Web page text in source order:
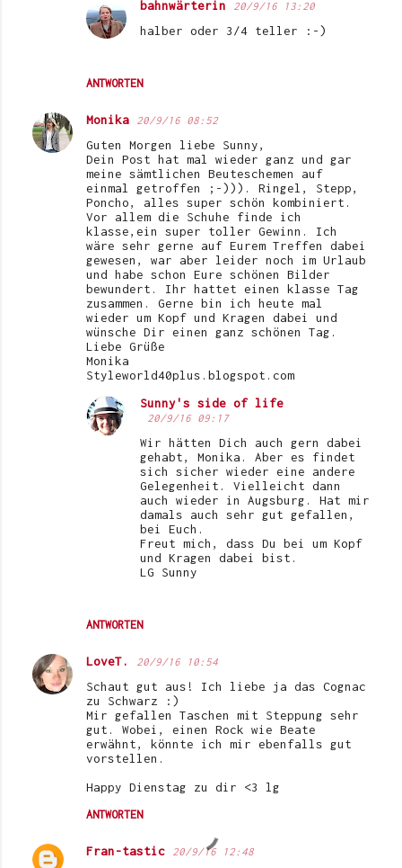
ANTWORTEN
bahnwärterin 20/9/16 13:20
halber oder 3/4 teller :-)
Monika 20/9/16 08:52
Guten Morgen liebe Sunny,
Dein Post hat mal wieder ganz und gar
meine sämtlichen Beuteschemen auf
einmal getroffen ;-))). Ringel, Stepp,
Poncho, alles super schön kombiniert.
Vor allem die Schuhe finde ich
klasse,ein super toller Gewinn. Ich
wäre sehr gerne auf Eurem Treffen dabei
gewesen, war aber leider noch im Urlaub
und habe schon Eure schönen Bilder
bewundert. Ihr hattet einen klasse Tag
zusammen. Gerne bin ich heute mal
wieder um Kopf und Kragen dabei und
wünsche Dir einen ganz schönen Tag.
Liebe Grüße
Monika
Styleworld40plus.blogspot.com
ANTWORTEN
Sunny's side of life
20/9/16 09:17
Wir hätten Dich auch gern dabei
gehabt, Monika. Aber es findet
sich sicher wieder eine andere
Gelegenheit. Vielleicht dann
auch wieder in Augsburg. Hat mir
damals auch sehr gut gefallen,
bei Euch.
Freut mich, dass Du bei um Kopf
und Kragen dabei bist.
LG Sunny
LoveT. 20/9/16 10:54
Schaut gut aus! Ich liebe ja das Cognac
zu Schwarz :)
Mir gefallen Taschen mit Steppung sehr
gut. Wobei, einen Rock wie Beate
erwähnt, könnte ich mir ebenfalls gut
vorstellen.
Happy Dienstag zu dir <3 lg
ANTWORTEN
Fran-tastic 20/9/16 12:48